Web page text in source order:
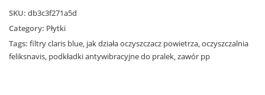
SKU: db3c3f271a5d
Category: Płytki
Tags: filtry claris blue, jak działa oczyszczacz powietrza,oczyszczalnia
feliksnavis, podkładki antywibracyjne do pralek,zawór pp